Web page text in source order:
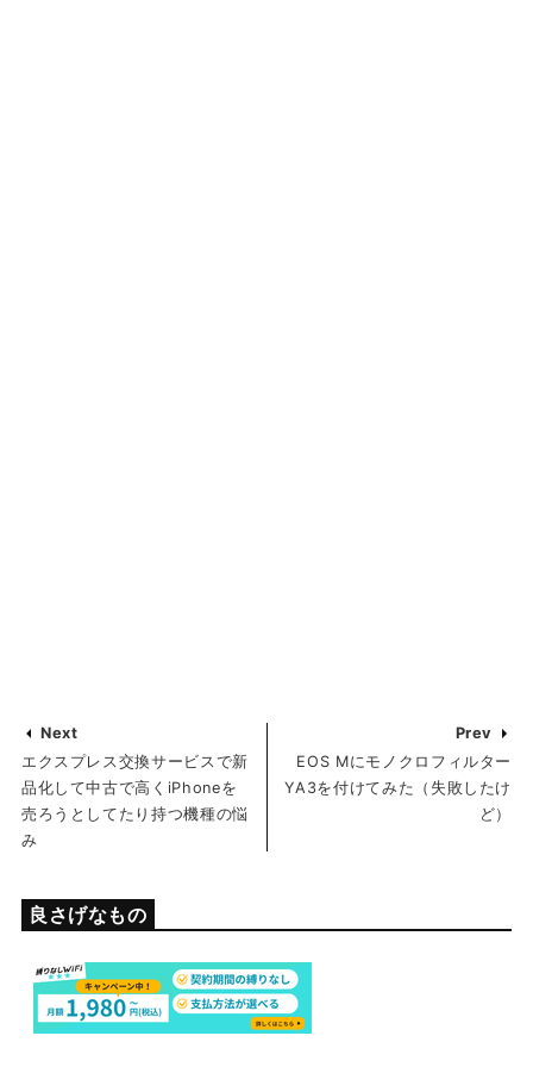
Next
エクスプレス交換サービスで新
品化して中古で高くiPhoneを
売ろうとしてたり持つ機種の悩
み
Prev
EOS Mにモノクロフィルター
YA3を付けてみた（失敗したけ
ど）
良さげなもの